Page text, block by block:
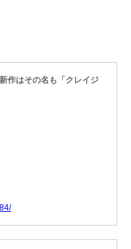
作はその名も「クレイジ